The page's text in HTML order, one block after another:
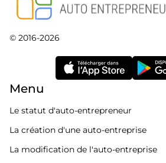
© 2016-2026
Menu
Le statut d'auto-entrepreneur
La création d'une auto-entreprise
La modification de l'auto-entreprise